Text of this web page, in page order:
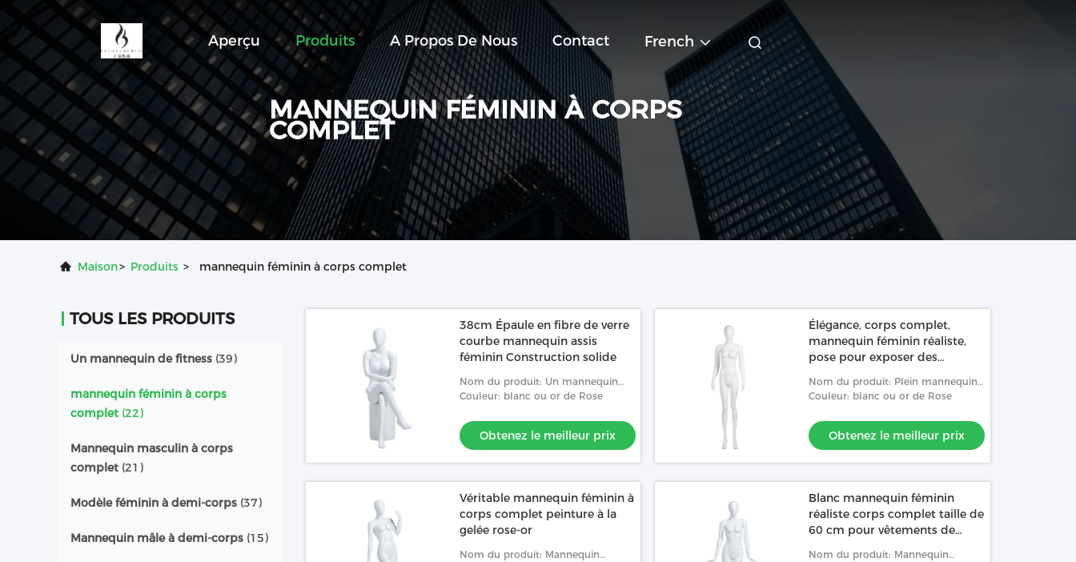
Aperçu Produits A Propos De Nous Contact French
MANNEQUIN FÉMININ À CORPS
COMPLET
Maison> Produits > mannequin féminin à corps complet
TOUS LES PRODUITS
Un mannequin de fitness (39)
mannequin féminin à corps
complet (22)
Mannequin masculin à corps
complet (21)
Modèle féminin à demi-corps (37)
Mannequin mâle à demi-corps (15)
38cm Épaule en fibre de verre
courbe mannequin assis
féminin Construction solide
Nom du produit: Un mannequin
femelle de plein-corps avec une
assise
Couleur: blanc ou or de Rose
Obtenez le meilleur prix
Élégance, corps complet,
mannequin féminin réaliste,
pose pour exposer des
Nom du produit: Plein mannequin
femelle de corps avec la posture
conception pr
Couleur: blanc ou or de Rose
Obtenez le meilleur prix
Véritable mannequin féminin à
corps complet peinture à la
gelée rose-or
Nom du produit: Mannequin
Blanc mannequin féminin
réaliste corps complet taille de
60 cm pour vêtements de
Nom du produit: Mannequin